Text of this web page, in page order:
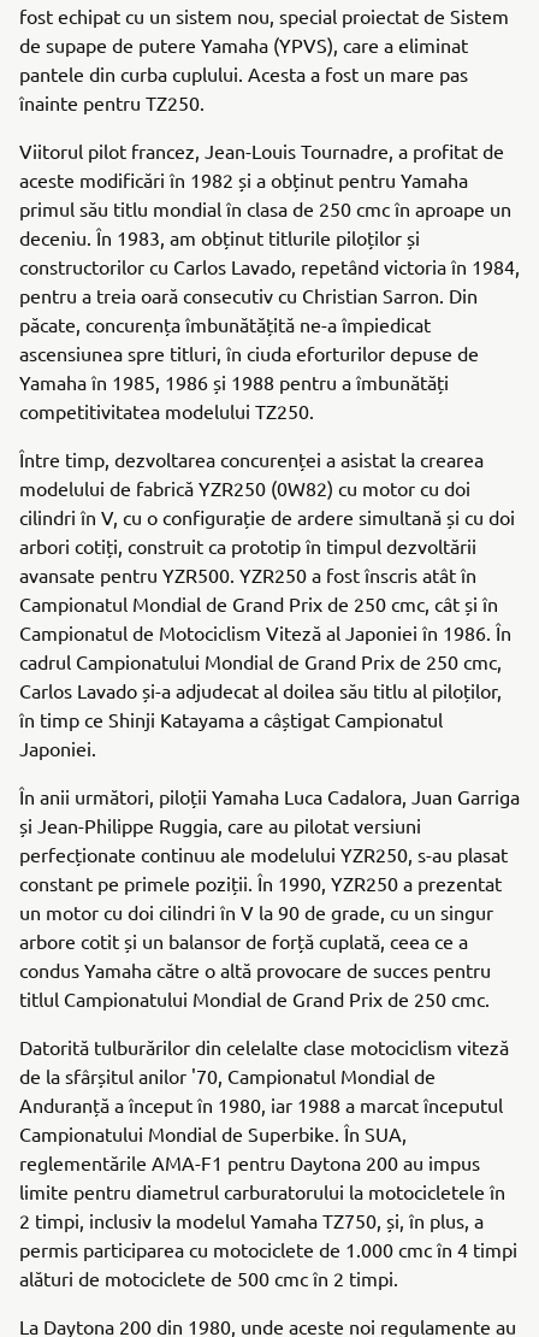
fost echipat cu un sistem nou, special proiectat de Sistem
de supape de putere Yamaha (YPVS), care a eliminat
pantele din curba cuplului. Acesta a fost un mare pas
înainte pentru TZ250.
Viitorul pilot francez, Jean-Louis Tournadre, a profitat de
aceste modificări în 1982 și a obținut pentru Yamaha
primul său titlu mondial în clasa de 250 cmc în aproape un
deceniu. În 1983, am obținut titlurile piloților și
constructorilor cu Carlos Lavado, repetând victoria în 1984,
pentru a treia oară consecutiv cu Christian Sarron. Din
păcate, concurența îmbunătățită ne-a împiedicat
ascensiunea spre titluri, în ciuda eforturilor depuse de
Yamaha în 1985, 1986 și 1988 pentru a îmbunătăți
competitivitatea modelului TZ250.
Între timp, dezvoltarea concurenței a asistat la crearea
modelului de fabrică YZR250 (0W82) cu motor cu doi
cilindri în V, cu o configurație de ardere simultană și cu doi
arbori cotiți, construit ca prototip în timpul dezvoltării
avansate pentru YZR500. YZR250 a fost înscris atât în
Campionatul Mondial de Grand Prix de 250 cmc, cât și în
Campionatul de Motociclism Viteză al Japoniei în 1986. În
cadrul Campionatului Mondial de Grand Prix de 250 cmc,
Carlos Lavado și-a adjudecat al doilea său titlu al piloților,
în timp ce Shinji Katayama a câștigat Campionatul
Japoniei.
În anii următori, piloții Yamaha Luca Cadalora, Juan Garriga
și Jean-Philippe Ruggia, care au pilotat versiuni
perfecționate continuu ale modelului YZR250, s-au plasat
constant pe primele poziții. În 1990, YZR250 a prezentat
un motor cu doi cilindri în V la 90 de grade, cu un singur
arbore cotit și un balansor de forță cuplată, ceea ce a
condus Yamaha către o altă provocare de succes pentru
titlul Campionatului Mondial de Grand Prix de 250 cmc.
Datorită tulburărilor din celelalte clase motociclism viteză
de la sfârșitul anilor '70, Campionatul Mondial de
Anduranță a început în 1980, iar 1988 a marcat începutul
Campionatului Mondial de Superbike. În SUA,
reglementările AMA-F1 pentru Daytona 200 au impus
limite pentru diametrul carburatorului la motocicletele în
2 timpi, inclusiv la modelul Yamaha TZ750, și, în plus, a
permis participarea cu motociclete de 1.000 cmc în 4 timpi
alături de motociclete de 500 cmc în 2 timpi.
La Daytona 200 din 1980, unde aceste noi regulamente au